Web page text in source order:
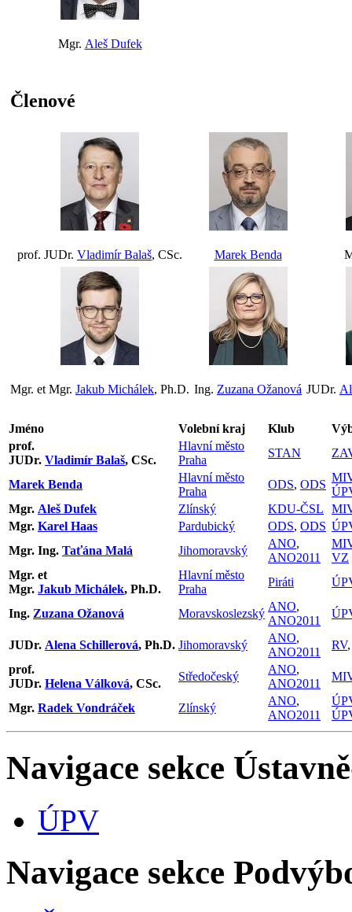
Mgr. Aleš Dufek
Členové
prof. JUDr. Vladimír Balaš, CSc. Marek Benda
Mgr. et Mgr. Jakub Michálek, Ph.D. Ing. Zuzana Ožanová JUDr.
Jméno Volební kraj Klub
prof.
JUDr. Vladimír Balaš, CSc.
Hlavní město
Praha
STAN
Marek Benda
Hlavní město
Praha
ODS, ODS
Mgr. Aleš Dufek Zlínský KDU-ČSL
Mgr. Karel Haas Pardubický ODS, ODS
Mgr. Ing. Taťána Malá Jihomoravský
ANO,
ANO2011
VZ
Mgr. et
Mgr. Jakub Michálek, Ph.D.
Hlavní město
Praha
Piráti
Ing. Zuzana Ožanová Moravskoslezský
ANO,
ANO2011
JUDr. Alena Schillerová, Ph.D. Jihomoravský
ANO,
ANO2011
RV
prof.
JUDr. Helena Válková, CSc.
Středočeský
ANO,
ANO2011
Mgr. Radek Vondráček Zlínský
ANO,
ANO2011
Navigace sekce
ÚPV
Navigace sekce